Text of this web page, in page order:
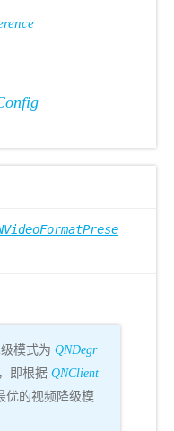
模式为 QNDegr
即根据 QNClient
优的视频降级模